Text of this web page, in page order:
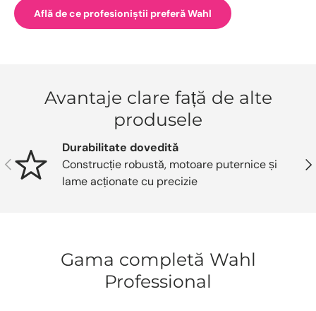
Află de ce profesioniștii preferă Wahl
Avantaje clare față de alte
produsele
Anterior
Durabilitate dovedită
Construcție robustă, motoare puternice și
lame acționate cu precizie
Gama completă Wahl
Professional